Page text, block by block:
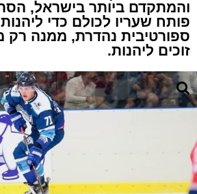
והמתקדם ביותר בישראל,
פותח שעריו לכולם כדי
ספורטיבית נהדרת, ממנה רק
זוכים ליהנות.